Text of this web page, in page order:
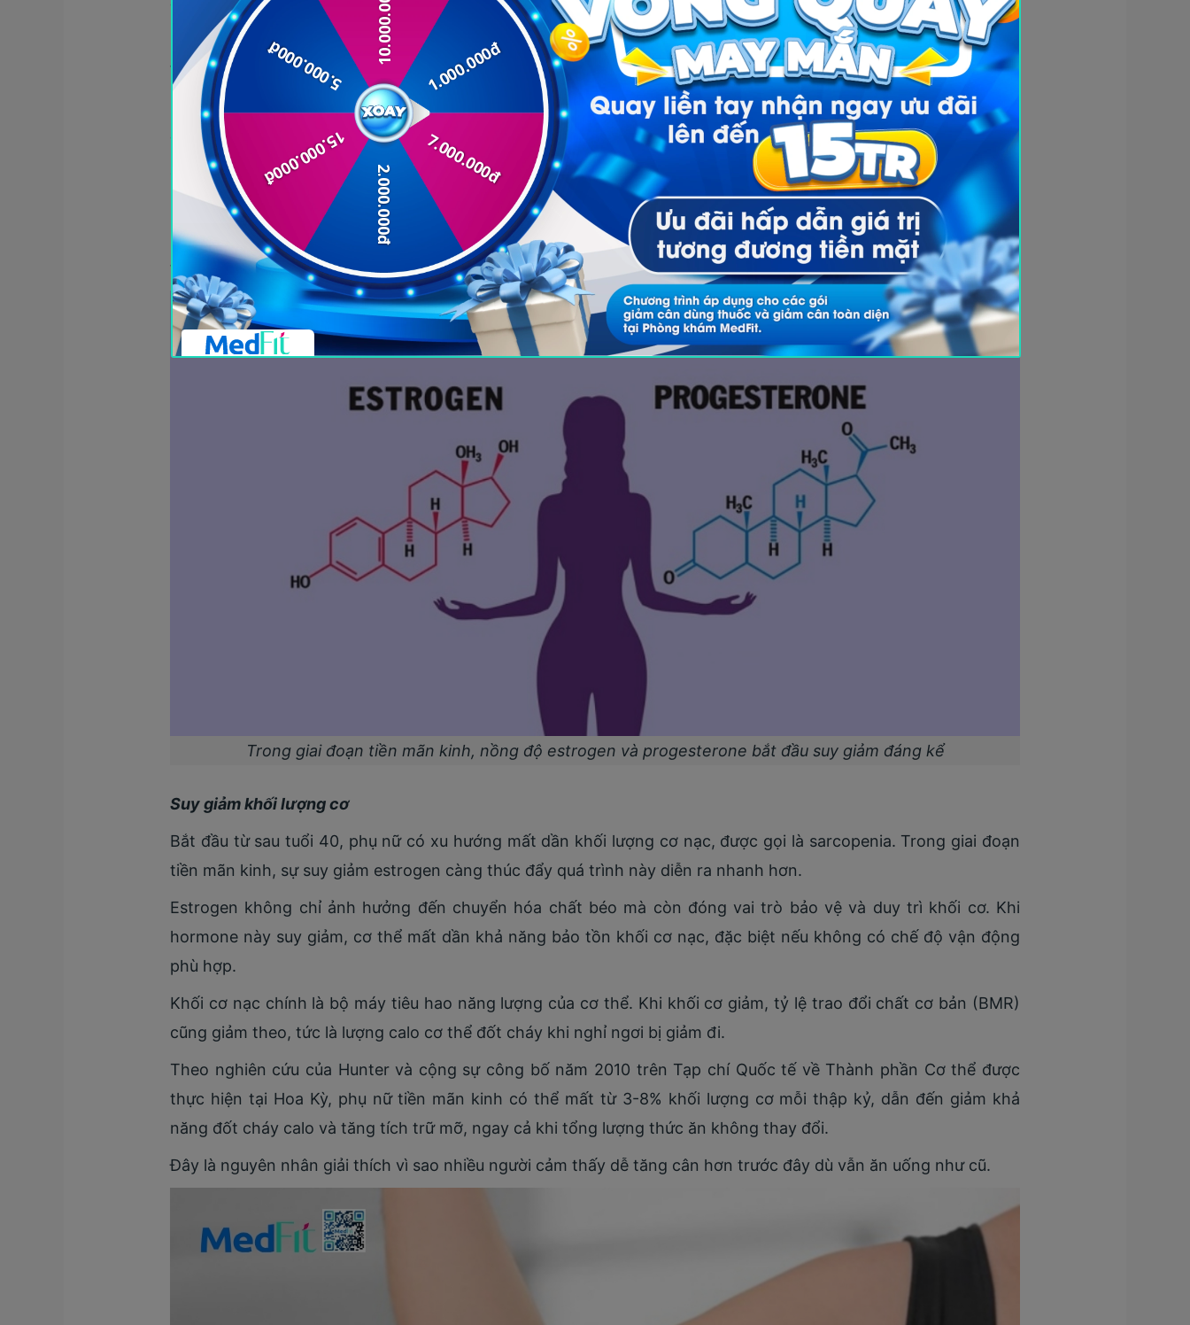
Tăng cân ở tuổi tiền mãn kinh không phải là kết quả của sự thiếu kỷ luật trong ăn uống hay lười vận động như
nhiều người lầm tưởng. Trên thực tế, quá trình này chịu ảnh hưởng bởi hàng loạt yếu tố sinh lý và nội tiết phức
tạp.
Thay đổi nội tiết tố
Trong giai đoạn tiền mãn kinh, nồng độ estrogen và progesterone bắt đầu suy giảm đáng kể. Đây là hai hormone
đóng vai trò quan trọng trong việc duy trì tỷ lệ trao đổi chất, kiểm soát mỡ và điều hòa năng lượng.
Estrogen có khả năng hỗ trợ quá trình chuyển hóa chất béo và tăng độ nhạy insulin, giúp cơ thể xử lý glucose
hiệu quả hơn. Khi estrogen giảm, mỡ dễ bị tích tụ, đặc biệt làmỡ nội tạng
quanh bụng, một loại mỡ liên quan đến
tăng nguy cơ bệnh tim mạch và đái tháo đường típ 2.
Trong giai đoạn tiền mãn kinh, nồng độ estrogen và progesterone bắt đầu suy giảm đáng kể
Suy giảm khối lượng cơ
Bắt đầu từ sau tuổi 40, phụ nữ có xu hướng mất dần khối lượng cơ nạc, được gọi là sarcopenia. Trong giai đoạn
tiền mãn kinh, sự suy giảm estrogen càng thúc đẩy quá trình này diễn ra nhanh hơn.
Estrogen không chỉ ảnh hưởng đến chuyển hóa chất béo mà còn đóng vai trò bảo vệ và duy trì khối cơ. Khi
hormone này suy giảm, cơ thể mất dần khả năng bảo tồn khối cơ nạc, đặc biệt nếu không có chế độ vận động
phù hợp.
Khối cơ nạc chính là bộ máy tiêu hao năng lượng của cơ thể. Khi khối cơ giảm, tỷ lệ trao đổi chất cơ bản (BMR)
cũng giảm theo, tức là lượng calo cơ thể đốt cháy khi nghỉ ngơi bị giảm đi.
Theo nghiên cứu của Hunter và cộng sự công bố năm 2010 trên Tạp chí Quốc tế về Thành phần Cơ thể được
thực hiện tại Hoa Kỳ, phụ nữ tiền mãn kinh có thể mất từ 3-8% khối lượng cơ mỗi thập kỷ, dẫn đến giảm khả
năng đốt cháy calo và tăng tích trữ mỡ, ngay cả khi tổng lượng thức ăn không thay đổi.
Đây là nguyên nhân giải thích vì sao nhiều người cảm thấy dễ tăng cân hơn trước đây dù vẫn ăn uống như cũ.